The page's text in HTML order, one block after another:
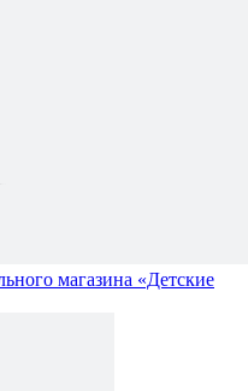
магазина «Детские